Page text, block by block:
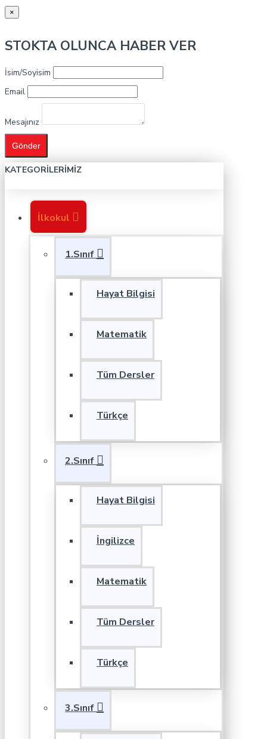
×
STOKTA OLUNCA HABER VER
İsim/Soyisim
Email
Mesajınız
Gönder
KATEGORILERIMIZ
İlkokul
1.Sınıf
Hayat Bilgisi
Matematik
Tüm Dersler
Türkçe
2.Sınıf
Hayat Bilgisi
İngilizce
Matematik
Tüm Dersler
Türkçe
3.Sınıf